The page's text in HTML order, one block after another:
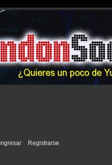
Ingresar Registrarse